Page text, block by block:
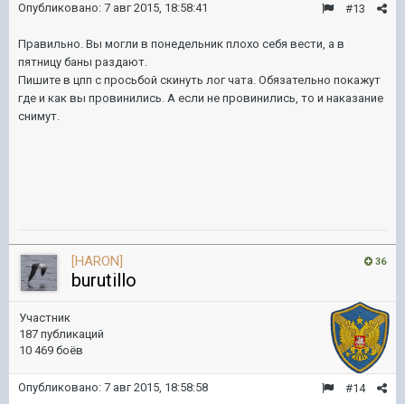
#13
Опубликовано: 7 авг 2015, 18:58:41
Правильно. Вы могли в понедельник плохо себя вести, а в
пятницу баны раздают.
Пишите в цпп с просьбой скинуть лог чата. Обязательно покажут
где и как вы провинились. А если не провинились, то и наказание
снимут.
36
[HARON]
burutillo
Участник
187 публикаций
10 469 боёв
#14
Опубликовано: 7 авг 2015, 18:58:58